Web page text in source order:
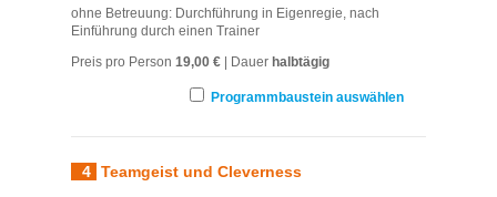
ohne Betreuung: Durchführung in Eigenregie, nach
Einführung durch einen Trainer
Preis pro Person 19,00 € | Dauer halbtägig
Programmbaustein auswählen
4 Teamgeist und Cleverness